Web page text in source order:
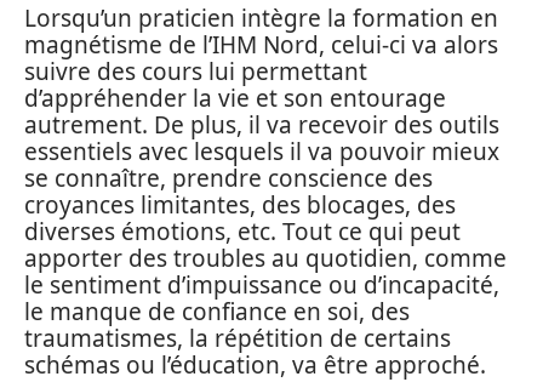
Lorsqu’un praticien intègre la formation en
magnétisme de l’IHM Nord, celui-ci va alors
suivre des cours lui permettant
d’appréhender la vie et son entourage
autrement. De plus, il va recevoir des outils
essentiels avec lesquels il va pouvoir mieux
se connaître, prendre conscience des
croyances limitantes, des blocages, des
diverses émotions, etc. Tout ce qui peut
apporter des troubles au quotidien, comme
le sentiment d’impuissance ou d’incapacité,
le manque de confiance en soi, des
traumatismes, la répétition de certains
schémas ou l’éducation, va être approché.